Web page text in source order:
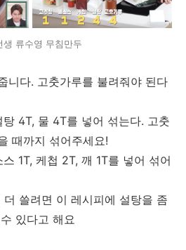
생 류수영 무침만두
니다. 고춧가루를 불려줘야 된다
4T, 물 4T를 넣어 섞는다. 고춧
때까지 섞어주세요!
1T, 케첩 2T, 깨 1T를 넣어 섞어
쓸려면 이 레시피에 설탕을 좀
있다고 해요